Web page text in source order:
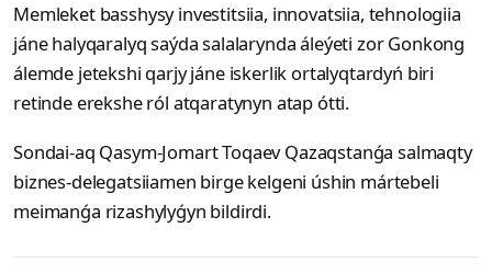
Memleket basshysy investitsiia, innovatsiia, tehnologiia
jáne halyqaralyq saýda salalarynda áleýeti zor Gonkong
álemde jetekshi qarjy jáne iskerlik ortalyqtardyń biri
retinde erekshe ról atqaratynyn atap ótti.
Sondai-aq Qasym-Jomart Toqaev Qazaqstanǵa salmaqty
biznes-delegatsiiamen birge kelgeni úshin mártebeli
meimanǵa rizashylyǵyn bildirdi.